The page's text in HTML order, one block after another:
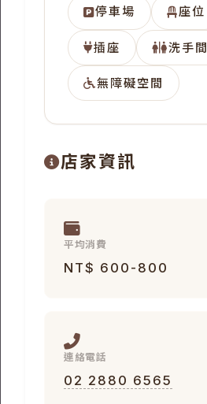
停車場 座位
插座 洗手間
無障礙空間
店家資訊
平均消費
NT$ 600-800
連絡電話
02 2880 6565